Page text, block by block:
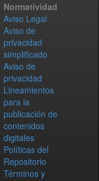
Normatividad
Aviso Legal
Aviso de
privacidad
simplificado
Aviso de
privacidad
Lineamientos
para la
publicación de
contenidos
digitales
Políticas del
Repositorio
Términos y